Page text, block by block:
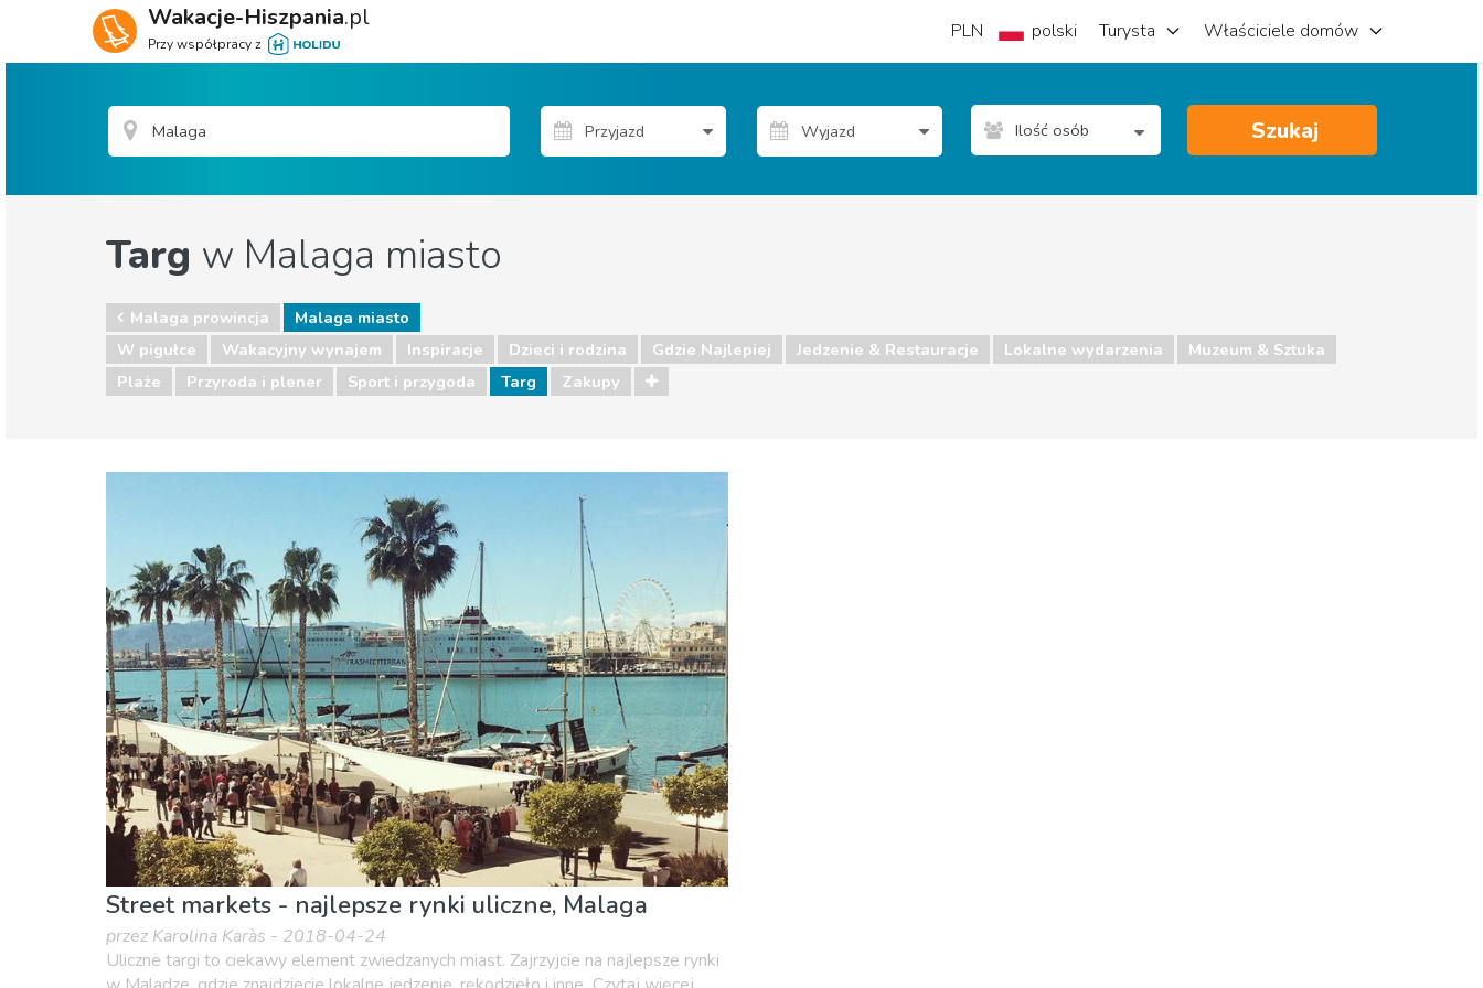
Wakacje-Hiszpania.pl
Przy współpracy z
PLN polski Turysta Właściciele domów
Ilość osób Szukaj
Targ w Malaga miasto
Malaga prowincja
Malaga miasto
W pigułce
Wakacyjny wynajem Inspiracje Dzieci i rodzina Gdzie Najlepiej Jedzenie & Restauracje Lokalne wydarzenia
Muzeum & Sztuka
Plaże
Przyroda i plener Sport i przygoda Targ Zakupy
Jedzenie & Restauracje
Street markets - najlepsze rynki uliczne, Malaga
przez Karolina Karàs - 2018-04-24
Uliczne targi to ciekawy element zwiedzanych miast. Zajrzyjcie na najlepsze rynki